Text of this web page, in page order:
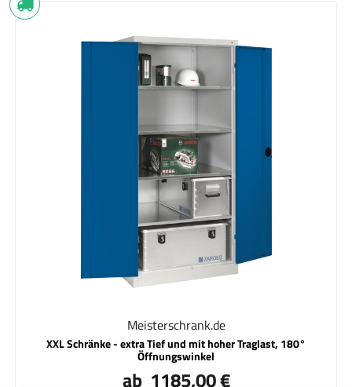
Meisterschrank.de
XXL Schränke - extra Tief und mit hoher Traglast, 180°
Öffnungswinkel
ab 1185,00 €